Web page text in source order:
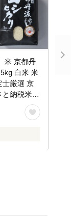
米 京都丹
白米 米
厳選 京
と納税米
届け